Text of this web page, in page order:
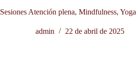
Sesiones Atención plena, Mindfulness,
admin 22 de abril de 2025